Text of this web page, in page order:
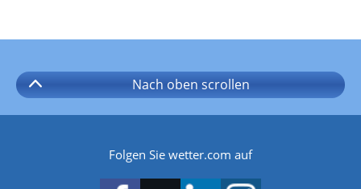
Nach oben scrollen
Folgen Sie wetter.com auf